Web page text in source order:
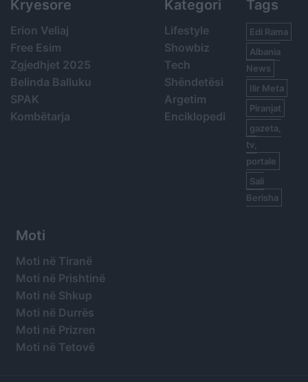
Kryesore
Erion Veliaj
Free Esim
Zgjedhjet 2025
Belinda Balluku
SPAK
Kombëtarja
Kategori
Lifestyle
Showbiz
Tech
Shëndetësi
Argetim
Enciklopedi
Tags
Edi Rama
Albania
News
Ilir Meta
Piranjat
gazeta,
tv,
portale
Sali
Berisha
Moti
Moti në Tiranë
Moti në Prishtinë
Moti në Shkup
Moti në Durrës
Moti në Prizren
Moti në Tetovë